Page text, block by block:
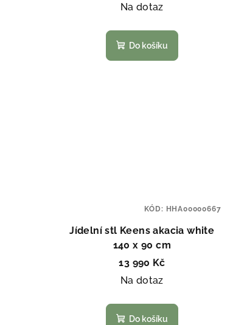
Na dotaz
Do košíku
Jídelní stl Keens akacia white
140 x 90 cm
13 990 Kč
Na dotaz
Do košíku
KÓD: HHA00000667